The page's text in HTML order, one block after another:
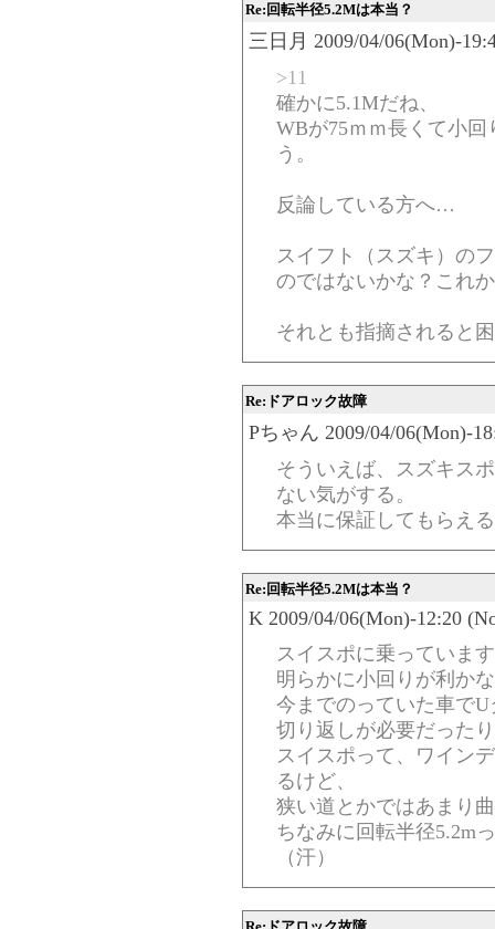
Re:回転半径5.2Mは本当？
三日月 2009/04/06(Mon)-
>11
確かに5.1Mだね、
WBが75ｍｍ長くて小
う。
反論している方へ…
スイフト（スズキ）の
のではないかな？これ
それとも指摘されると
Re:ドアロック故障
Pちゃん 2009/04/06(Mon)-
そういえば、スズキス
ない気がする。
本当に保証してもらえ
Re:回転半径5.2Mは本当？
K 2009/04/06(Mon)-12:20
スイスポに乗っていま
明らかに小回りが利か
今までのっていた車で
切り返しが必要だった
スイスポって、ワイン
るけど、
狭い道とかではあまり
ちなみに回転半径5.2m
（汗）